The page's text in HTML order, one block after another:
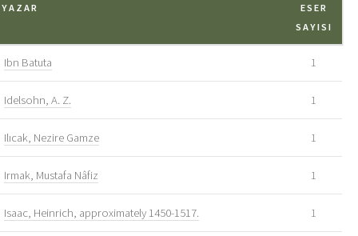
YAZAR
ESER
SAYISI
Ibn Batuta 1
Idelsohn, A. Z. 1
Ilıcak, Nezire Gamze 1
Irmak, Mustafa Nâfiz 1
Isaac, Heinrich, approximately 1450-1517. 1